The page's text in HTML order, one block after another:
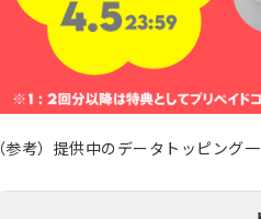
（参考）提供中のデータトッピング